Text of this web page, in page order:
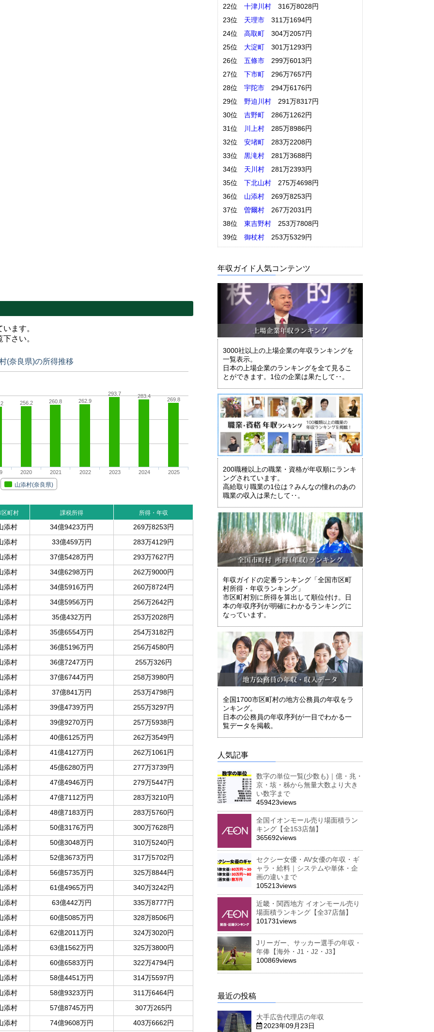
ます。
さい。
(奈良県)の所得推移
256.2 260.8 262.9
293.7 283.4
269.8
山添村(奈良県)
2020 2021 2022 2023 2024 2025
区町村 課税所得 所得・年収
添村 34億9423万円
269万8253円
添村 33億459万円
283万4129円
添村 37億5428万円
293万7627円
添村 34億6298万円
262万9000円
添村 34億5916万円
260万8724円
添村 34億5956万円
256万2642円
添村 35億432万円
253万2028円
添村 35億6554万円
254万3182円
添村 36億5196万円
256万4580円
添村 36億7247万円
255万326円
添村 37億6744万円
258万3980円
添村 37億841万円
253万4798円
添村 39億4739万円
255万3297円
添村 39億9270万円
257万5938円
添村 40億6125万円
262万3549円
添村 41億4127万円
262万1061円
添村 45億6280万円
277万3739円
添村 47億4946万円
279万5447円
添村 47億7112万円
283万3210円
添村 48億7183万円
283万5760円
添村 50億3176万円
300万7628円
添村 50億3048万円
310万5240円
添村 52億3673万円
317万5702円
添村 56億5735万円
325万8844円
添村 61億4965万円
340万3242円
添村 63億442万円
335万8777円
添村 60億5085万円
328万8506円
添村 62億2011万円
324万3020円
添村 63億1562万円
325万3800円
添村 60億6583万円
322万4794円
添村 58億4451万円
314万5597円
添村 58億9323万円
311万6464円
添村 57億8745万円
307万265円
添村 74億9608万円 403万6662円
22位
十津川村 316万8028円
23位
天理市 311万1694円
24位
高取町 304万2057円
25位
大淀町 301万1293円
26位
五條市 299万6013円
27位
下市町 296万7657円
28位
宇陀市 294万6176円
29位
野迫川村 291万8317円
30位
吉野町 286万1262円
31位
川上村 285万8986円
32位
安堵町 283万2208円
33位
黒滝村 281万3688円
34位
天川村 281万2393円
35位
下北山村 275万4698円
36位
山添村 269万8253円
37位
曽爾村 267万2031円
38位
東吉野村 253万7808円
39位
御杖村 253万5329円
年収ガイド人気コンテンツ
3000社以上の上場企業の年収ランキングを
一覧表示。
日本の上場企業のランキングを全て見るこ
とができます。1位の企業は果たして‥。
200職種以上の職業・資格が年収順にランキ
ングされています。
高給取り職業の1位は？みんなの憧れのあの
職業の収入は果たして‥。
年収ガイドの定番ランキング「全国市区町
村所得・年収ランキング」
市区町村別に所得を算出して順位付け。日
本の年収序列が明確にわかるランキングに
なっています。
全国1700市区町村の地方公務員の年収をラ
ンキング。
日本の公務員の年収序列が一目でわかる一
覧データを掲載。
人気記事
数字の単位一覧(少数も)｜億・兆・
京・垓・秭から無量大数より大き
い数字まで
459423views
全国イオンモール売り場面積ラン
キング【全153店舗】
365692views
セクシー女優・AV女優の年収・ギ
ャラ・給料｜システムや単体・企
画の違いまで
105213views
近畿・関西地方 イオンモール売り
場面積ランキング【全37店舗】
101731views
Jリーガー、サッカー選手の年収・
年俸【海外・J1・J2・J3】
100869views
最近の投稿
大手広告代理店の年収
2023年09月23日